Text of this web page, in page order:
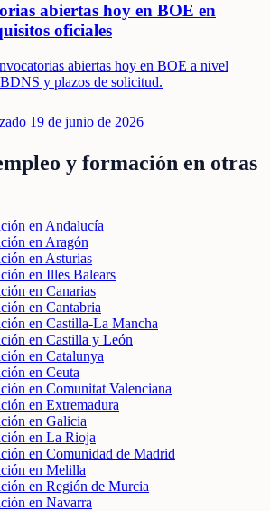
abiertas hoy en BOE en
oficiales
abiertas hoy en BOE a nivel
y plazos de solicitud.
19 de junio de 2026
y formación en otras
en Andalucía
en Aragón
en Asturias
en Illes Balears
en Canarias
en Cantabria
en Castilla-La Mancha
en Castilla y León
en Catalunya
en Ceuta
en Comunitat Valenciana
en Extremadura
en Galicia
en La Rioja
en Comunidad de Madrid
en Melilla
en Región de Murcia
en Navarra